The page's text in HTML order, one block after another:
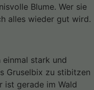
Blume. Wer sie
alles wieder gut wird.
stark und
Gruselbix zu stibitzen
ist gerade im Wald